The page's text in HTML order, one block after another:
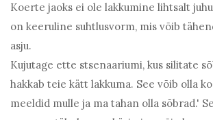
Koerte jaoks ei ole lakkumine lihtsalt
on keeruline suhtlusvorm, mis võib
asju.
Kujutage ette stsenaariumi, kus silitate
hakkab teie kätt lakkuma. See võib olla
meeldid mulle ja ma tahan olla sõbrad.'